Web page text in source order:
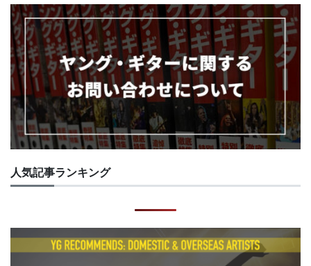
人気記事ランキング